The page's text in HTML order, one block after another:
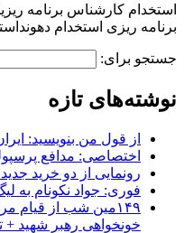
استخدام کارشناس برنامه
برنامه ریزی استخدام
جستجو برای:
نوشته‌های تازه
از قول من بنویسید:
اختصاصی: مدافع
رونمایی از دو خرید
فوری: جواد نکونام به
۱۴۹مین شب از
خونخواهی رهبر شهید +